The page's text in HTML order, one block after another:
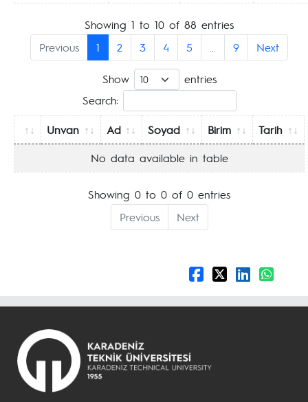
Showing 1 to 10 of 88 entries
Previous
1 2 3 4 5 9 Next
Show
entries
Search:
Unvan Ad Soyad Birim
Tarih
No data available in table
Showing 0 to 0 of 0 entries
Previous
Next